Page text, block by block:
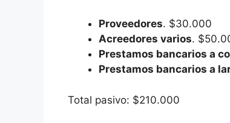
Proveedores. $30.000
Acreedores varios.
Prestamos bancarios a
Prestamos bancarios a
Total pasivo: $210.000